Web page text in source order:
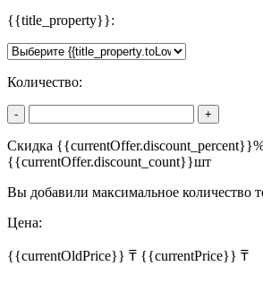
{{title_property}}:
Количество:
- +
Скидка
{{currentOffer.discount_count}}шт
Вы добавили максимальное количество
Цена:
{{currentOldPrice}} ₸ {{currentPrice}} ₸